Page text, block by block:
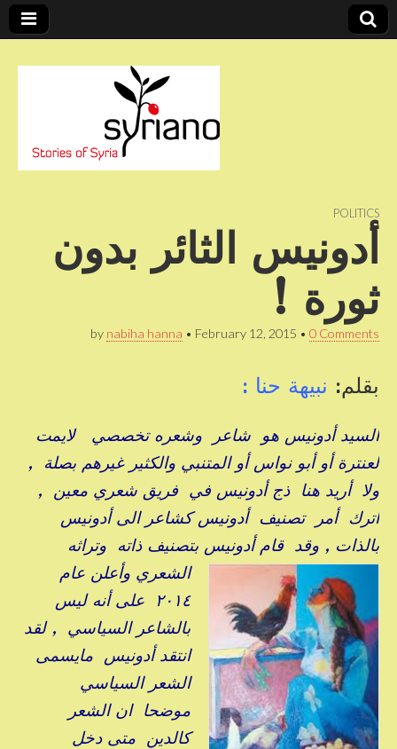
syriano POLITICS
أدونيس الثائر بدون
ثورة !
by nabiha hanna • February 12, 2015 • 0 Comments
بقلم: نبيهة حنا :
السيد أدونيس هو شاعر وشعره تخصصي لايمت
لعنترة أو أبو نواس أو المتنبي والكثير غيرهم بصلة ,
ولا أريد هنا ذج أدونيس في فريق شعري معين ,
اترك أمر تصنيف أدونيس كشاعر الى أدونيس
بالذات , وقد قام أدونيس بتصنيف ذاته وتراثه
الشعري وأعلن عام
٢٠١٤ على أنه ليس
بالشاعر السياسي , لقد
انتقد أدونيس مايسمى
الشعر السياسي
موضحا ان الشعر
كالدين متى دخل